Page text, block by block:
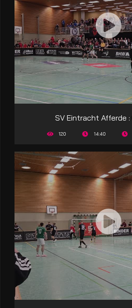
SV Eintracht Afferde :
120 14:40